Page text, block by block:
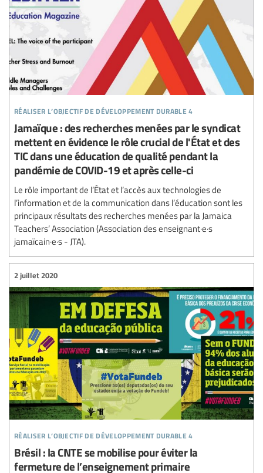
réaliser l’objectif de développement durable 4
Jamaïque : des recherches menées par le syndicat
mettent en évidence le rôle crucial de l'État et des
TIC dans une éducation de qualité pendant la
pandémie de COVID-19 et après celle-ci
Le rôle important de l’État et l’accès aux technologies de
l’information et de la communication dans l’éducation sont les
principaux résultats des recherches menées par la Jamaica
Teachers’ Association (Association des enseignant·e·s
jamaïcain·e·s - JTA).
réaliser l’objectif de développement durable 4
2 juillet 2020
Brésil : la CNTE se mobilise pour éviter la
fermeture de l’enseignement primaire